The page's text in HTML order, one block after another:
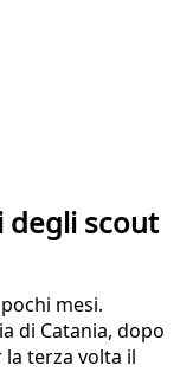
degli scout
mesi.
di Catania, dopo
terza volta il